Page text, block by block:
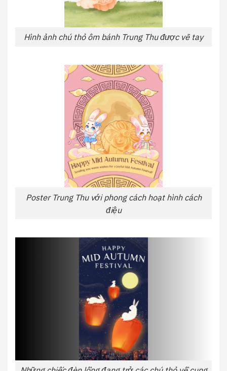
Hình ảnh chú thỏ ôm bánh Trung Thu được vẽ tay
Poster Trung Thu với phong cách hoạt hình cách
điệu